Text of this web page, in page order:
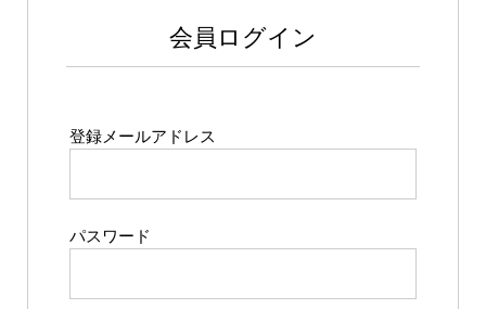
会員ログイン
登録メールアドレス
パスワード